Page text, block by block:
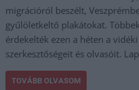
migrációról beszélt,
gyűlöletkeltő plakátokat.
érdekelték ezen a héten a
szerkesztőségeit és olvasóit.
TOVÁBB OLVASOM